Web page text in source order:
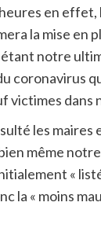
en
la mise en
étant notre
coronavirus
victimes dans
les maires
même
«
la « moins